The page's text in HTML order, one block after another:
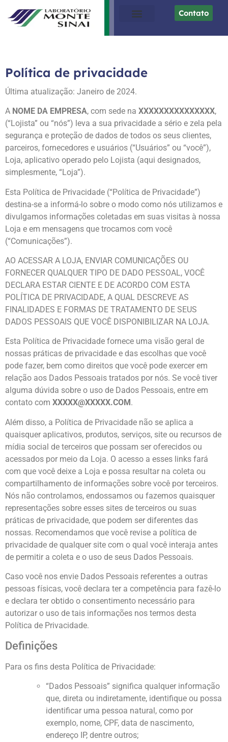
Contato
Política de privacidade
Última atualização: Janeiro de 2024.
A NOME DA EMPRESA, com sede na XXXXXXXXXXXXXXX,
(“Lojista” ou “nós”) leva a sua privacidade a sério e zela pela
segurança e proteção de dados de todos os seus clientes,
parceiros, fornecedores e usuários (“Usuários” ou “você”),
Loja, aplicativo operado pelo Lojista (aqui designados,
simplesmente, “Loja”).
Esta Política de Privacidade (“Política de Privacidade”)
destina-se a informá-lo sobre o modo como nós utilizamos e
divulgamos informações coletadas em suas visitas à nossa
Loja e em mensagens que trocamos com você
(“Comunicações”).
AO ACESSAR A LOJA, ENVIAR COMUNICAÇÕES OU
FORNECER QUALQUER TIPO DE DADO PESSOAL, VOCÊ
DECLARA ESTAR CIENTE E DE ACORDO COM ESTA
POLÍTICA DE PRIVACIDADE, A QUAL DESCREVE AS
FINALIDADES E FORMAS DE TRATAMENTO DE SEUS
DADOS PESSOAIS QUE VOCÊ DISPONIBILIZAR NA LOJA.
Esta Política de Privacidade fornece uma visão geral de
nossas práticas de privacidade e das escolhas que você
pode fazer, bem como direitos que você pode exercer em
relação aos Dados Pessoais tratados por nós. Se você tiver
alguma dúvida sobre o uso de Dados Pessoais, entre em
contato com XXXXX@XXXXX.COM .
Além disso, a Política de Privacidade não se aplica a
quaisquer aplicativos, produtos, serviços, site ou recursos de
mídia social de terceiros que possam ser oferecidos ou
acessados por meio da Loja. O acesso a esses links fará
com que você deixe a Loja e possa resultar na coleta ou
compartilhamento de informações sobre você por terceiros.
Nós não controlamos, endossamos ou fazemos quaisquer
representações sobre esses sites de terceiros ou suas
práticas de privacidade, que podem ser diferentes das
nossas. Recomendamos que você revise a política de
privacidade de qualquer site com o qual você interaja antes
de permitir a coleta e o uso de seus Dados Pessoais.
Caso você nos envie Dados Pessoais referentes a outras
pessoas físicas, você declara ter a competência para fazê-lo
e declara ter obtido o consentimento necessário para
autorizar o uso de tais informações nos termos desta
Política de Privacidade.
Definições
Para os fins desta Política de Privacidade:
“Dados Pessoais” significa qualquer informação
que, direta ou indiretamente, identifique ou possa
identificar uma pessoa natural, como por
exemplo, nome, CPF, data de nascimento,
endereço IP, dentre outros;